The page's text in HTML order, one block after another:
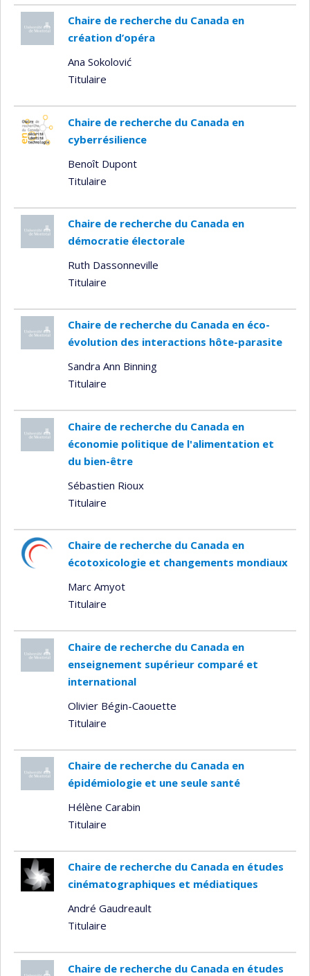
Chaire de recherche du Canada en
création d’opéra
Ana Sokolović
Titulaire
Chaire de recherche du Canada en
cyberrésilience
Benoît Dupont
Titulaire
Chaire de recherche du Canada en
démocratie électorale
Ruth Dassonneville
Titulaire
Chaire de recherche du Canada en éco-
évolution des interactions hôte-parasite
Sandra Ann Binning
Titulaire
Chaire de recherche du Canada en
économie politique de l'alimentation et
du bien-être
Sébastien Rioux
Titulaire
Chaire de recherche du Canada en
écotoxicologie et changements mondiaux
Marc Amyot
Titulaire
Chaire de recherche du Canada en
enseignement supérieur comparé et
international
Olivier Bégin-Caouette
Titulaire
Chaire de recherche du Canada en
épidémiologie et une seule santé
Hélène Carabin
Titulaire
Chaire de recherche du Canada en études
cinématographiques et médiatiques
André Gaudreault
Titulaire
Chaire de recherche du Canada en études